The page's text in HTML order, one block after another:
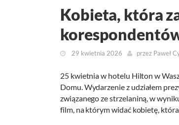
Kobieta, która
29 kwietnia 2026 przez Paweł
25 kwietnia w hotelu Hilton w
Domu. Wydarzenie z udziałem
związanego ze strzelaniną, w
film, na którym widać kobietę,